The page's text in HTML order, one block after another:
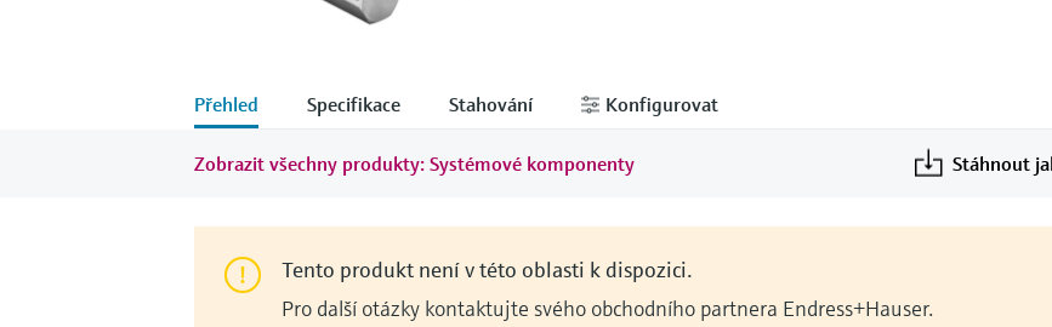
Přehled Specifikace Stahování Konfigurovat
Zobrazit všechny produkty: Systémové komponenty Stáhnout
Tento produkt není v této oblasti k dispozici.
Pro další otázky kontaktujte svého obchodního partnera Endress+Hauser.